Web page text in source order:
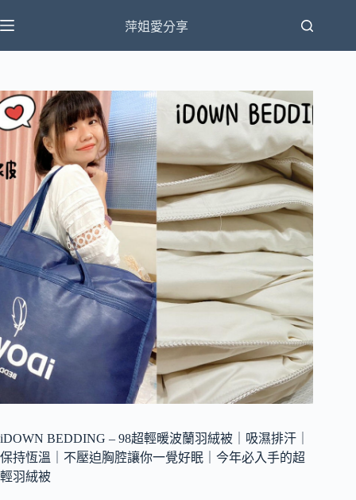
至
主
容
萍姐愛分享
iDOWN BEDDING – 98超輕暖波蘭羽絨被｜吸濕排汗｜
保持恆溫｜不壓迫胸腔讓你一覺好眠｜今年必入手的超
輕羽絨被